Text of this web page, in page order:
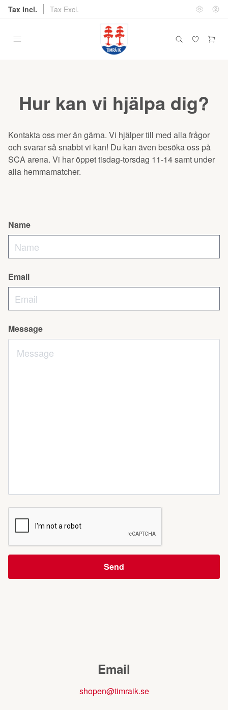
Tax Incl. Tax Excl.
Hur kan vi hjälpa dig?
Kontakta oss mer än gärna. Vi hjälper till med alla frågor
och svarar så snabbt vi kan! Du kan även besöka oss på
SCA arena. Vi har öppet tisdag-torsdag 11-14 samt under
alla hemmamatcher.
Name
Email
Message
Send
Email
shopen@timraik.se